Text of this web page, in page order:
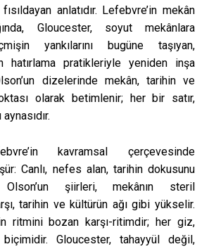
anlatıdır. Lefebvre’in mekân
Gloucester, soyut mekânlara
yankılarını bugüne taşıyan,
hatırlama pratikleriyle yeniden inşa
dizelerinde mekân, tarihin ve
olarak betimlenir; her bir satır,
kavramsal çerçevesinde
Canlı, nefes alan, tarihin dokusunu
şiirleri, mekânın steril
tarihin ve kültürün ağı gibi yükselir.
ritmini bozan karşı-ritimdir; her giz,
biçimidir. Gloucester, tahayyül değil,